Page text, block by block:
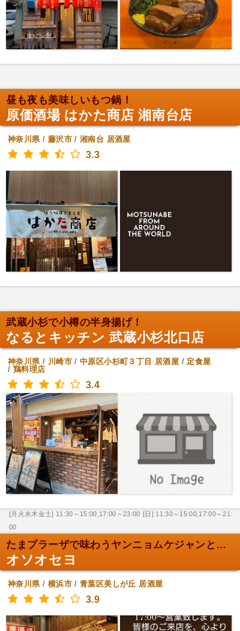
昼も夜も美味しいもつ鍋！
原価酒場 はかた商店 湘南台店
神奈川県/ 藤沢市/湘南台 居酒屋
3.3
武蔵小杉で小樽の半身揚げ！
なるとキッチン 武蔵小杉北口店
神奈川県/ 川崎市/中原区小杉町３丁目 居酒屋 / 定食屋
/ 鶏料理店
3.4
[月火水木金土] 11:30～15:00,17:00～23:00 [日] 11:30～15:00,17:00～21:
00
たまプラーザで味わうヤンニョムケジャンと生マッコリ...
オソオセヨ
神奈川県/ 横浜市/青葉区美しが丘 居酒屋
3.9